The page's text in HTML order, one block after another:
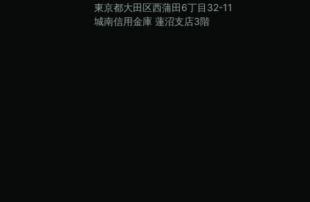
東京都大田区西蒲田6丁目32-11
城南信用金庫 蓮沼支店3階